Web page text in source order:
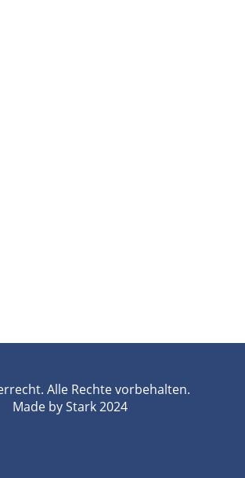
Alle Rechte vorbehalten.
Made by Stark 2024